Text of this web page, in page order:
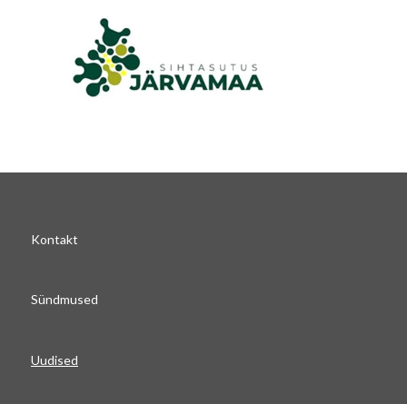
Kontakt
Sündmused
Uudised